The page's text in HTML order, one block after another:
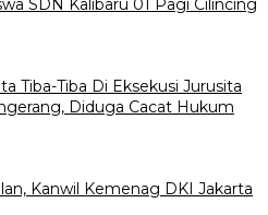
SDN Kalibaru 01 Pagi Cilincing
Tiba-Tiba Di Eksekusi Jurusita
Diduga Cacat Hukum
Kanwil Kemenag DKI Jakarta